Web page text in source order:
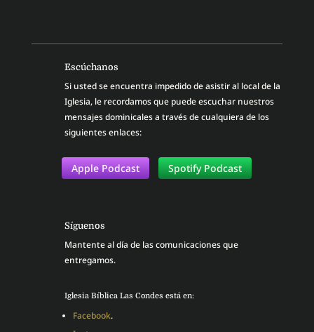
Escúchanos
Si usted se encuentra impedido de asistir al local de la
Iglesia, le recordamos que puede escuchar nuestros
mensajes dominicales a través de cualquiera de los
siguientes enlaces:
Apple Podcast Spotify Podcast
Síguenos
Mantente al día de las comunicaciones que
entregamos.
Iglesia Bíblica Las Condes está en:
Facebook.